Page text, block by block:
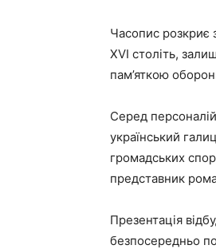
Часопис розкриє
XVI століть,
пам’яткою
Серед
український
громадських
представник
Презентація
безпосередньо